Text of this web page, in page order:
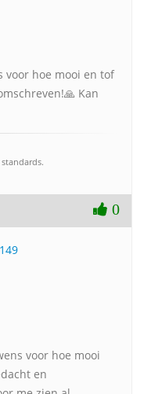
voor hoe mooi en tof
Kan
0
voor hoe mooi
en